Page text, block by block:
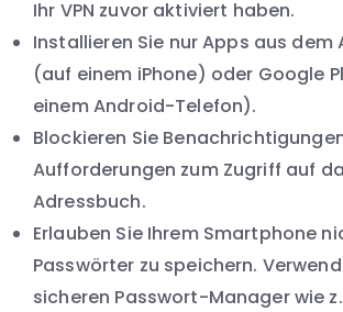
Ihr VPN zuvor aktiviert haben.
Installieren Sie nur Apps aus dem
(auf einem iPhone) oder Google
einem Android-Telefon).
Blockieren Sie
Aufforderungen zum Zugriff auf
Adressbuch.
Erlauben Sie Ihrem Smartphone
Passwörter zu speichern.
sicheren Passwort-Manager wie